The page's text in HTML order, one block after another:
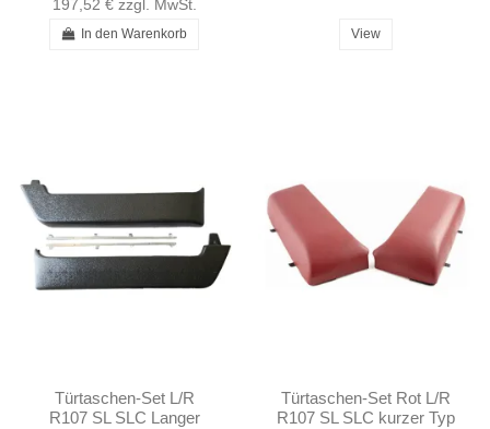
197,52 € zzgl. MwSt.
In den Warenkorb View
Türtaschen-Set L/R
R107 SL SLC Langer
Türtaschen-Set Rot L/R
R107 SL SLC kurzer Typ